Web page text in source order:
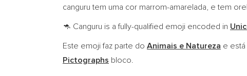
canguru tem uma cor marrom-amarelada, e tem
🦘 Canguru is a fully-qualified emoji encoded in
Este emoji faz parte do Animais e Natureza e
Pictographs bloco.